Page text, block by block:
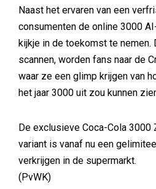
Naast het ervaren van een
consumenten de online 3000
kijkje in de toekomst te nemen.
scannen, worden fans naar de
waar ze een glimp krijgen van
het jaar 3000 uit zou kunnen
De exclusieve Coca-Cola 3000
variant is vanaf nu een
verkrijgen in de supermarkt.
(PvWK)